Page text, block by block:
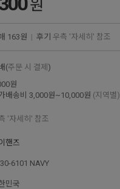
원
163원 | 후기 우측 '자세히' 참조
(주문 시 결제 )
원
배송비
3,000원~10,000원 (지역별)
'자세히' 참조
핸즈
6101 NAVY
민국